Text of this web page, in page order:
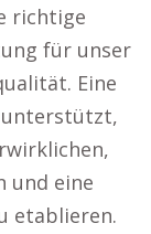
richtige
für unser
Eine
unterstützt,
und eine
etablieren.